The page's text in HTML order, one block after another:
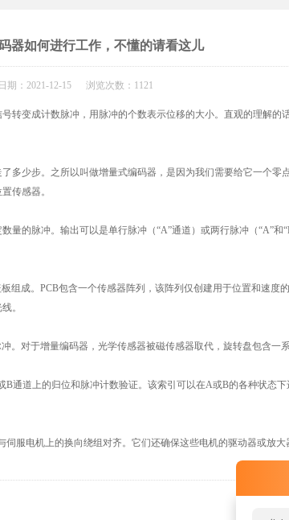
器如何进行工作，不懂的请看这儿
期：2021-12-15 浏览次数：1121
转变成计数脉冲，用脉冲的个数表示位移的大小。直观的理解的
少步。之所以叫做增量式编码器，是因为我们需要给它一个零
传感器。
的脉冲。输出可以是单行脉冲（“A”通道）或两行脉冲（“A”和
成。PCB包含一个传感器阵列，该阵列仅创建用于位置和速度
。
对于增量编码器，光学传感器被磁传感器取代，旋转盘包含一系
道上的归位和脉冲计数验证。该索引可以在A或B的各种状态下
电机上的换向绕组对齐。它们还确保这些电机的驱动器或放大